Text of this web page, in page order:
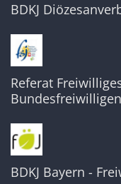
BDKJ
Referat
BDKJ Bayern -